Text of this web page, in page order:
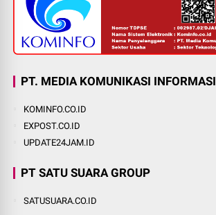
PT. MEDIA KOMUNIKASI INFORMASI
KOMINFO.CO.ID
EXPOST.CO.ID
UPDATE24JAM.ID
PT SATU SUARA GROUP
SATUSUARA.CO.ID